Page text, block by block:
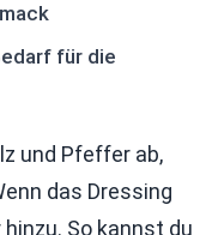
für die
und Pfeffer ab,
das Dressing
So kannst du